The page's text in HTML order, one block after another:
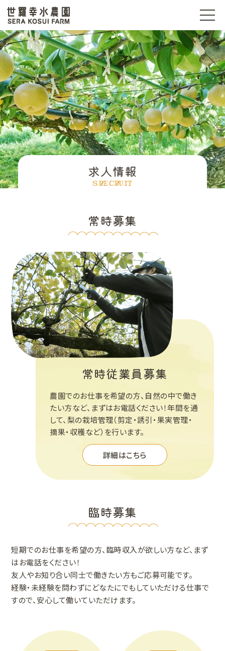
世羅幸水農園
求人情報
SRECRUIT
常時募集
常時従業員募集
農園でのお仕事を希望の方、自然の中で働き
たい方など、まずはお電話ください！年間を通
して、梨の栽培管理（剪定・誘引・果実管理・
摘果・収穫など）を行います。
詳細はこちら
臨時募集
短期でのお仕事を希望の方、臨時収入が欲しい方など、まず
はお電話をください！
友人やお知り合い同士で働きたい方もご応募可能です。
経験・未経験を問わずにどなたにでもしていただける仕事で
すので、安心して働いていただけます。
t
o
g
l
e
n
a
v
i
g
a
t
i
o
n